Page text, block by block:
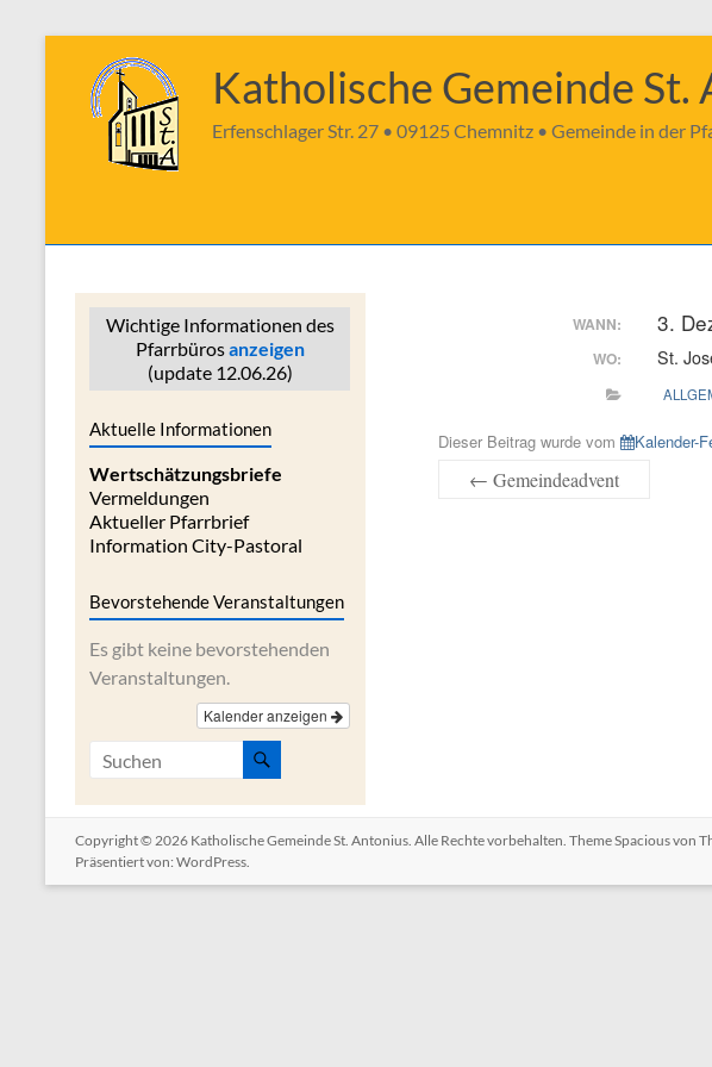
springen
Katholische Gemeinde St.
Erfenschlager Str. 27 • 09125 Chemnitz • Gemeinde in der
WANN: 3.
WO: St.
Dieser Beitrag wurde vom Kalender-
← Gemeindeadvent
Wichtige Informationen des
Pfarrbürosanzeigen
(update 12.06.26)
Aktuelle Informationen
Wertschätzungsbriefe
Vermeldungen
Aktueller Pfarrbrief
Information City-Pastoral
Bevorstehende Veranstaltungen
Es gibt keine bevorstehenden
Veranstaltungen.
Kalender anzeigen
Copyright © 2026 Katholische Gemeinde St. Antonius. Alle Rechte vorbehalten. ThemeSpaciousvon
Präsentiert von: WordPress.